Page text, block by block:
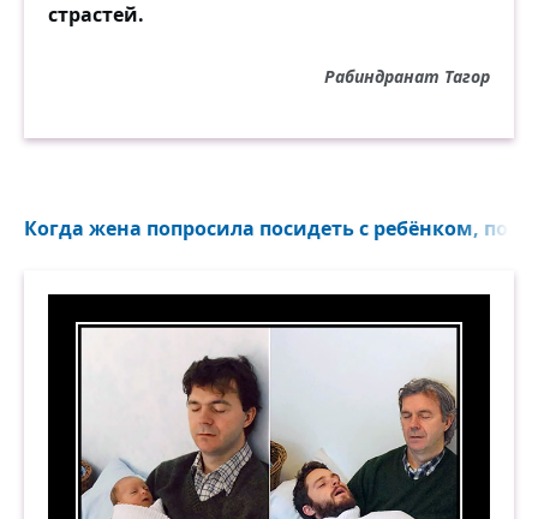
страстей.
Рабиндранат Тагор
Когда жена попросила посидеть с ребёнком, пока